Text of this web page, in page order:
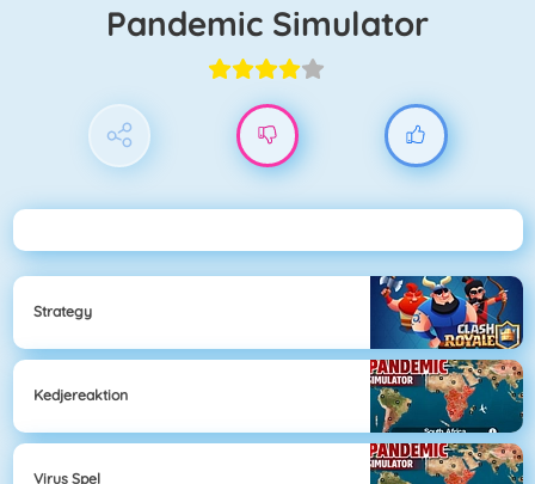
Pandemic Simulator
Strategy
Kedjereaktion
Virus Spel